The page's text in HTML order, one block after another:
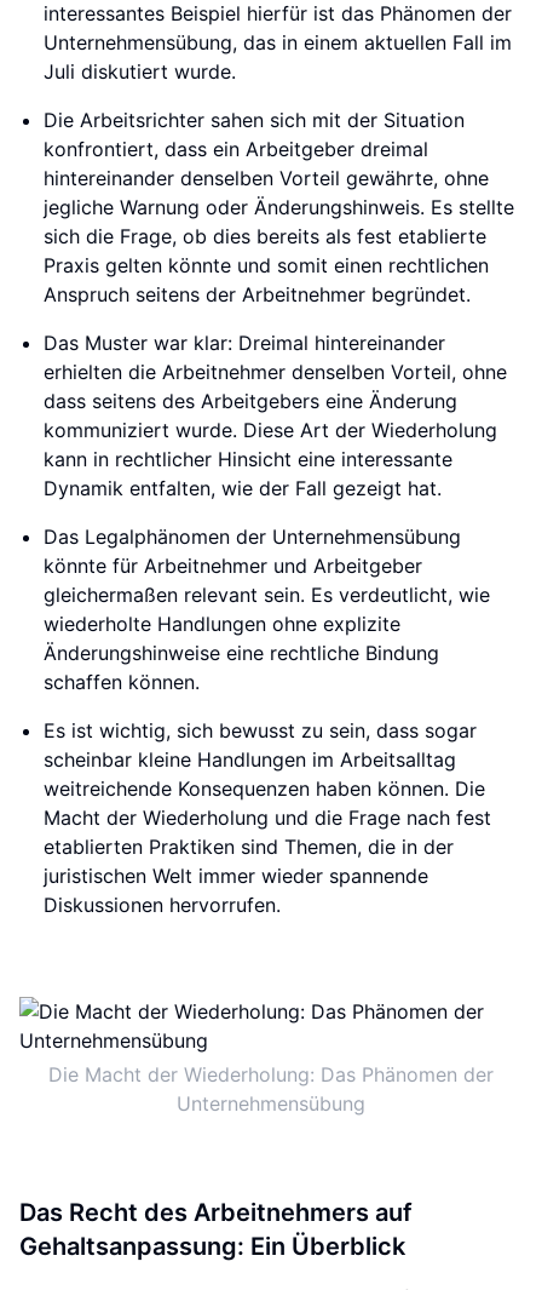
interessantes Beispiel hierfür ist das Phänomen der
Unternehmensübung, das in einem aktuellen Fall im
Juli diskutiert wurde.
Die Arbeitsrichter sahen sich mit der Situation
konfrontiert, dass ein Arbeitgeber dreimal
hintereinander denselben Vorteil gewährte, ohne
jegliche Warnung oder Änderungshinweis. Es stellte
sich die Frage, ob dies bereits als fest etablierte
Praxis gelten könnte und somit einen rechtlichen
Anspruch seitens der Arbeitnehmer begründet.
Das Muster war klar: Dreimal hintereinander
erhielten die Arbeitnehmer denselben Vorteil, ohne
dass seitens des Arbeitgebers eine Änderung
kommuniziert wurde. Diese Art der Wiederholung
kann in rechtlicher Hinsicht eine interessante
Dynamik entfalten, wie der Fall gezeigt hat.
Das Legalphänomen der Unternehmensübung
könnte für Arbeitnehmer und Arbeitgeber
gleichermaßen relevant sein. Es verdeutlicht, wie
wiederholte Handlungen ohne explizite
Änderungshinweise eine rechtliche Bindung
schaffen können.
Es ist wichtig, sich bewusst zu sein, dass sogar
scheinbar kleine Handlungen im Arbeitsalltag
weitreichende Konsequenzen haben können. Die
Macht der Wiederholung und die Frage nach fest
etablierten Praktiken sind Themen, die in der
juristischen Welt immer wieder spannende
Diskussionen hervorrufen.
Die Macht der Wiederholung: Das Phänomen der
Unternehmensübung
Das Recht des Arbeitnehmers auf
Gehaltsanpassung: Ein Überblick